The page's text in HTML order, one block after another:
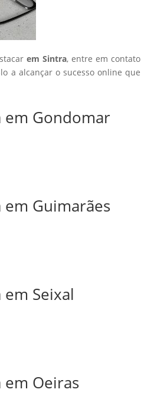
em Sintra, entre em contato
a alcançar o sucesso online que
em Gondomar
Guimarães
Seixal
Oeiras